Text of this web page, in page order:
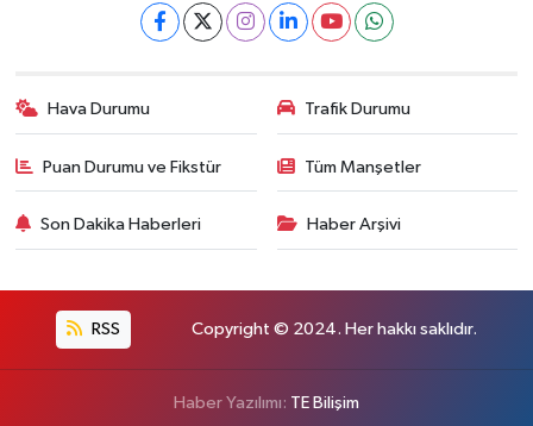
Hava Durumu Trafik Durumu
Puan Durumu ve Fikstür Tüm Manşetler
Son Dakika Haberleri Haber Arşivi
RSS Copyright © 2024. Her hakkı saklıdır.
Haber Yazılımı: TE Bilişim